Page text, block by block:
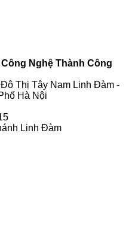
Nghệ Thành Công
Thị Tây Nam Linh Đàm -
Hà Nội
Linh Đàm